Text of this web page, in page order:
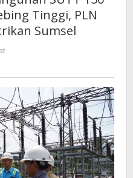
Tinggi, PLN
Sumsel